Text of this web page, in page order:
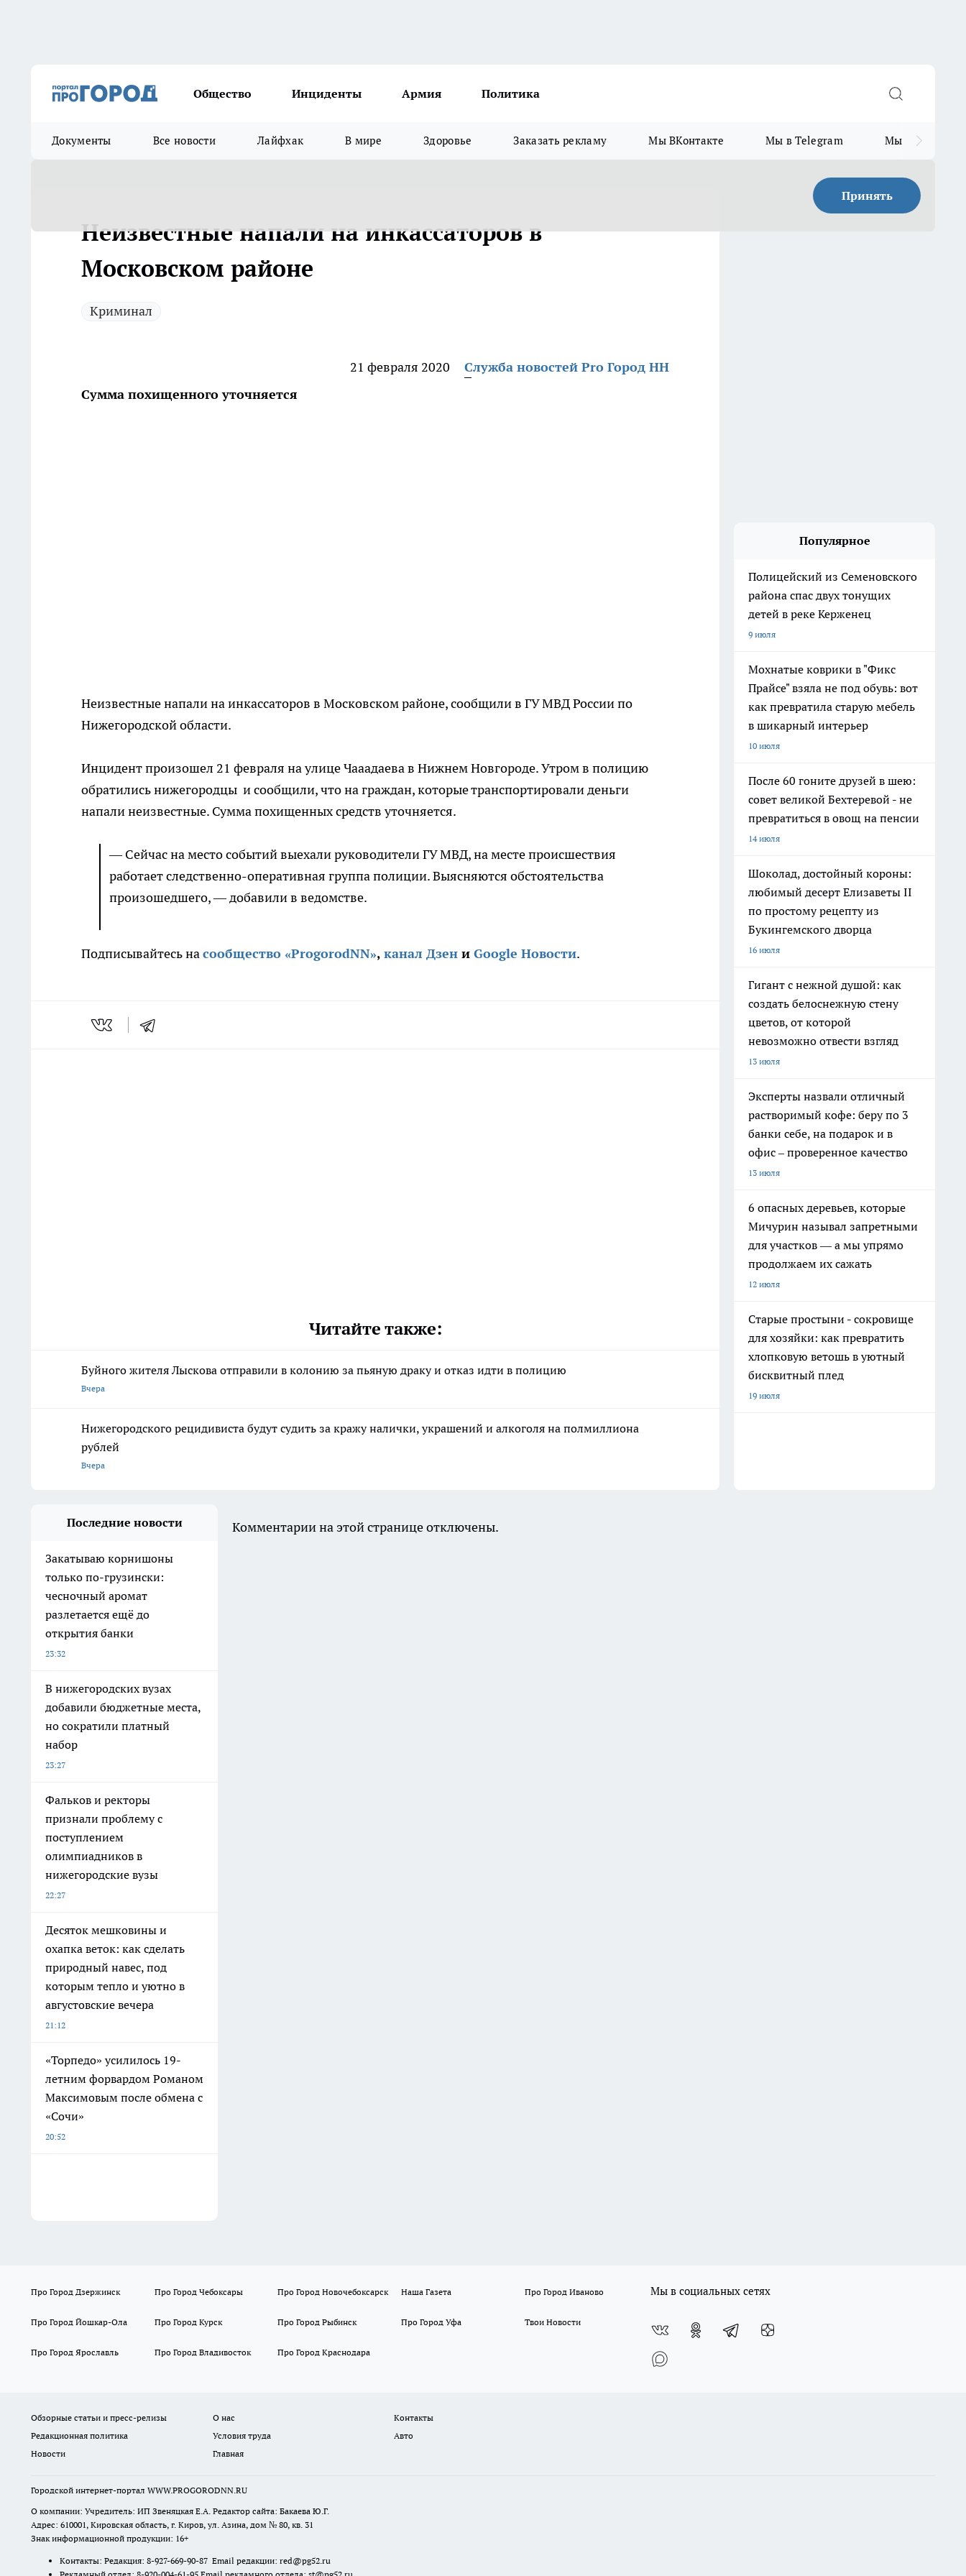
Общество Инциденты Армия Политика
Документы Все новости Лайфхак В мире Здоровье Заказать рекламу Мы ВКонтакте Мы в Telegram Мы в MAX
Принять
Неизвестные напали на инкассаторов в
Московском районе
Криминал
21 февраля 2020
Служба новостей Pro Город НН
Сумма похищенного уточняется
Неизвестные напали на инкассаторов в Московском районе, сообщили в ГУ МВД России по
Нижегородской области.
Инцидент произошел 21 февраля на улице Чааадаева в Нижнем Новгороде. Утром в полицию
обратились нижегородцы и сообщили, что на граждан, которые транспортировали деньги
напали неизвестные. Сумма похищенных средств уточняется.
— Сейчас на место событий выехали руководители ГУ МВД, на месте происшествия
работает следственно-оперативная группа полиции. Выясняются обстоятельства
произошедшего, — добавили в ведомстве.
Подписывайтесь насообщество «ProgorodNN», канал Дзен и Google Новости.
Читайте также:
Буйного жителя Лыскова отправили в колонию за пьяную драку и отказ идти в полицию
Вчера
Нижегородского рецидивиста будут судить за кражу налички, украшений и алкоголя на полмиллиона
рублей
Вчера
Популярное
Полицейский из Семеновского
района спас двух тонущих
детей в реке Керженец
9 июля
Мохнатые коврики в "Фикс
Прайсе" взяла не под обувь: вот
как превратила старую мебель
в шикарный интерьер
10 июля
После 60 гоните друзей в шею:
совет великой Бехтеревой - не
превратиться в овощ на пенсии
14 июля
Шоколад, достойный короны:
любимый десерт Елизаветы II
по простому рецепту из
Букингемского дворца
16 июля
Гигант с нежной душой: как
создать белоснежную стену
цветов, от которой
невозможно отвести взгляд
13 июля
Эксперты назвали отличный
растворимый кофе: беру по 3
банки себе, на подарок и в
офис – проверенное качество
13 июля
6 опасных деревьев, которые
Мичурин называл запретными
для участков — а мы упрямо
продолжаем их сажать
12 июля
Старые простыни - сокровище
для хозяйки: как превратить
хлопковую ветошь в уютный
бисквитный плед
19 июля
Последние новости
Закатываю корнишоны
только по-грузински:
чесночный аромат
разлетается ещё до
открытия банки
23:32
В нижегородских вузах
добавили бюджетные места,
но сократили платный
набор
23:27
Фальков и ректоры
признали проблему с
поступлением
олимпиадников в
нижегородские вузы
22:27
Десяток мешковины и
охапка веток: как сделать
природный навес, под
которым тепло и уютно в
августовские вечера
21:12
«Торпедо» усилилось 19-
летним форвардом Романом
Максимовым после обмена с
«Сочи»
20:52
Комментарии на этой странице отключены.
Про Город Дзержинск Про Город Чебоксары Про Город Новочебоксарск Наша Газета Про Город Иваново
Про Город Йошкар-Ола Про Город Курск Про Город Рыбинск Про Город Уфа Твои Новости
Про Город Ярославль Про Город Владивосток Про Город Краснодара
Мы в социальных сетях
Обзорные статьи и пресс-релизы О нас
Контакты
Редакционная политика
Условия труда
Авто
Новости
Главная
Городской интернет-портал WWW.PROGORODNN.RU
О компании: Учредитель: ИП Звеняцкая Е.А. Редактор сайта: Бакаева Ю.Г.
Адрес: 610001, Кировская область, г. Киров, ул. Азина, дом № 80, кв. 31
Знак информационной продукции: 16+
Контакты: Редакция: 8-927-669-90-87 Email редакции: red@pg52.ru